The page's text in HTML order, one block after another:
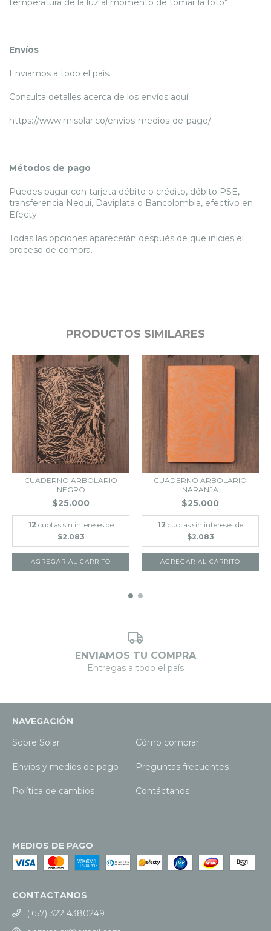
.
Envíos
Enviamos a todo el país.
Consulta detalles acerca de los envíos aquí:
https://www.misolar.co/envios-medios-de-pago/
.
Métodos de pago
Puedes pagar con tarjeta débito o crédito, débito PSE,
transferencia Nequi, Daviplata o Bancolombia, efectivo en
Efecty.
Todas las opciones aparecerán después de que inicies el
proceso de compra.
PRODUCTOS SIMILARES
CUADERNO ARBOLARIO
NEGRO
$25.000
12 cuotas sin intereses de
$2.083
CUADERNO ARBOLARIO
NARANJA
$25.000
12 cuotas sin intereses de
$2.083
ENVIAMOS TU COMPRA
Entregas a todo el país
NAVEGACIÓN
Sobre Solar
Cómo comprar
Envíos y medios de pago Preguntas frecuentes
Política de cambios Contáctanos
MEDIOS DE PAGO
CONTACTANOS
(+57) 322 4380249